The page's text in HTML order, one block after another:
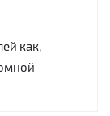
как,